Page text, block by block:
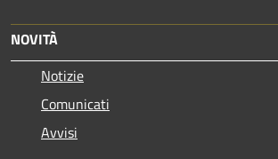
NOVITÀ
Notizie
Comunicati
Avvisi